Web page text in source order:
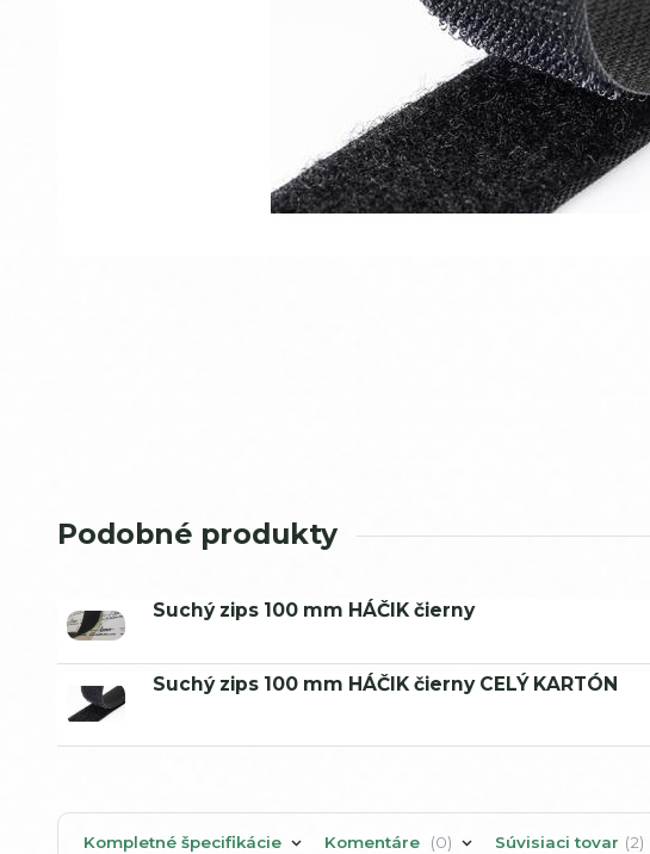
Podobné produkty
Suchý zips 100 mm HÁČIK čierny
Suchý zips 100 mm HÁČIK čierny CELÝ KARTÓN
Kompletné špecifikácie Komentáre 0 Súvisiaci tovar 2